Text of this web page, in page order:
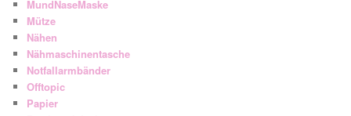
MundNaseMaske
Mütze
Nähen
Nähmaschinentasche
Notfallarmbänder
Offtopic
Papier